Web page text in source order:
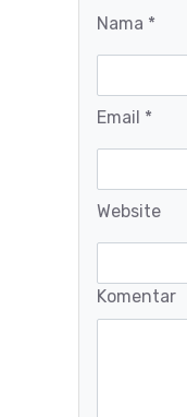
Nama *
Email *
Website
Komentar